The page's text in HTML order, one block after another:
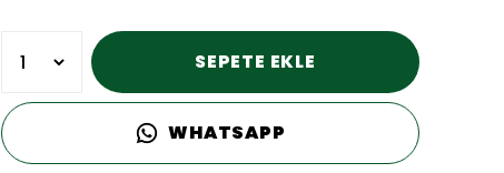
SEPETE EKLE
WHATSAPP